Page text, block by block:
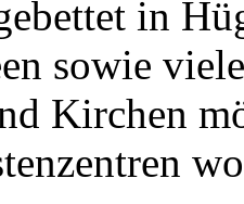
in
sowie
Kirchen